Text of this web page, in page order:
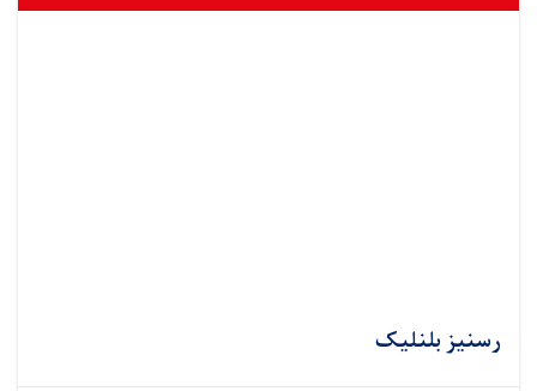
رسنیز بلنلیک